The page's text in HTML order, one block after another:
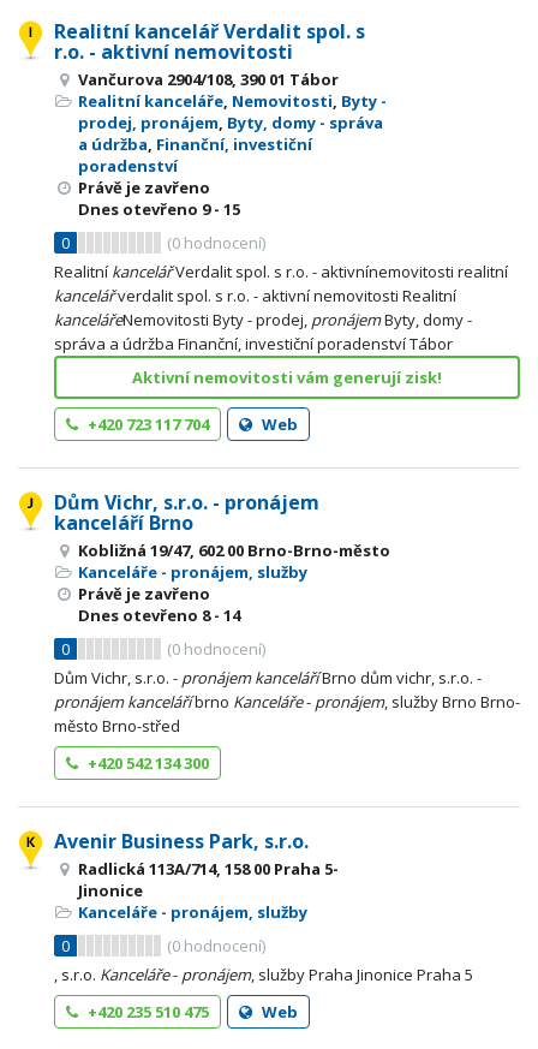
Realitní kancelář Verdalit spol. s
r.o. - aktivní nemovitosti
Vančurova 2904/108, 390 01 Tábor
Realitní kanceláře, Nemovitosti, Byty -
prodej, pronájem, Byty, domy - správa
a údržba, Finanční, investiční
poradenství
Právě je zavřeno
Dnes otevřeno 9 - 15
0
(0 hodnocení)
Realitní kancelářVerdalit spol. s r.o. - aktivnínemovitosti realitní
kancelářverdalit spol. s r.o. - aktivní nemovitosti Realitní
kancelářeNemovitosti Byty - prodej, pronájemByty, domy -
správa a údržba Finanční, investiční poradenství Tábor
Aktivní nemovitosti vám generují zisk!
+420 723 117 704 Web
Dům Vichr, s.r.o. - pronájem
kanceláří Brno
Kobližná 19/47, 602 00 Brno-Brno-město
Kanceláře - pronájem, služby
Právě je zavřeno
Dnes otevřeno 8 - 14
0
(0 hodnocení)
Dům Vichr, s.r.o. - pronájem kanceláříBrno dům vichr, s.r.o. -
pronájem kanceláříbrno Kanceláře- pronájem, služby Brno Brno-
město Brno-střed
+420 542 134 300
Avenir Business Park, s.r.o.
Radlická 113A/714, 158 00 Praha 5-
Jinonice
Kanceláře - pronájem, služby
0
(0 hodnocení)
, s.r.o. Kanceláře- pronájem, služby Praha Jinonice Praha 5
+420 235 510 475
Web